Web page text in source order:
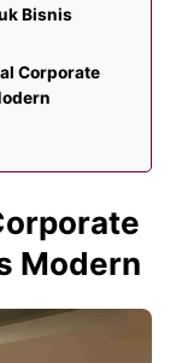
Bisnis
Corporate
Modern